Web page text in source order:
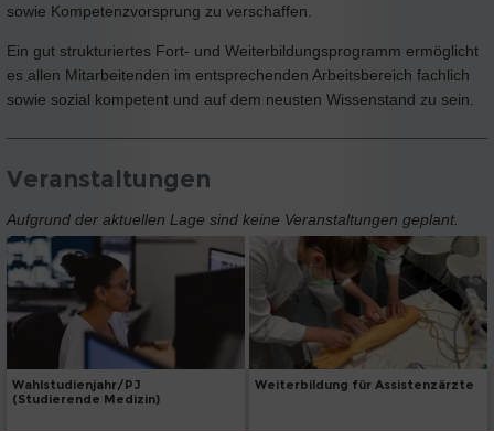
sowie Kompetenzvorsprung zu verschaffen.
Ein gut strukturiertes Fort- und Weiterbildungsprogramm ermöglicht
es allen Mitarbeitenden im entsprechenden Arbeitsbereich fachlich
sowie sozial kompetent und auf dem neusten Wissenstand zu sein.
Veranstaltungen
Aufgrund der aktuellen Lage sind keine Veranstaltungen geplant.
Wahlstudienjahr/PJ
(Studierende Medizin)
Weiterbildung für Assistenzärzte